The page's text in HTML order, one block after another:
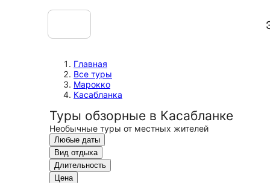
Главная
Все туры
Марокко
Касабланка
Туры обзорные в Касабланке
Необычные туры от местных жителей
Любые даты
Вид отдыха
Длительность
Цена